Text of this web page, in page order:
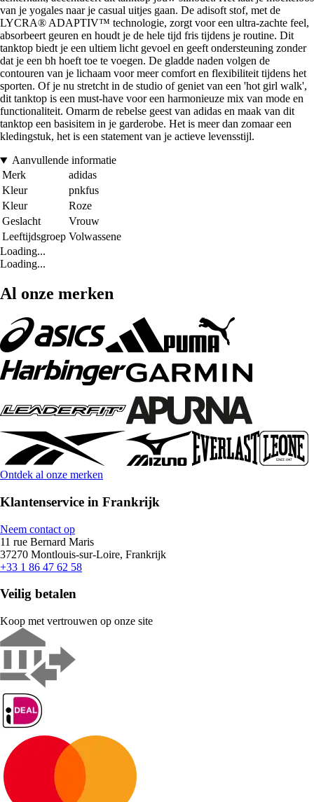
van je yogales naar je casual uitjes gaan. De adisoft stof, met de
LYCRA® ADAPTIV™ technologie, zorgt voor een ultra-zachte feel,
absorbeert geuren en houdt je de hele tijd fris tijdens je routine. Dit
tanktop biedt je een ultiem licht gevoel en geeft ondersteuning zonder
dat je een bh hoeft toe te voegen. De gladde naden volgen de
contouren van je lichaam voor meer comfort en flexibiliteit tijdens het
sporten. Of je nu stretcht in de studio of geniet van een 'hot girl walk',
dit tanktop is een must-have voor een harmonieuze mix van mode en
functionaliteit. Omarm de rebelse geest van adidas en maak van dit
tanktop een basisitem in je garderobe. Het is meer dan zomaar een
kledingstuk, het is een statement van je actieve levensstijl.
Aanvullende informatie
Merk
adidas
Kleur
pnkfus
Kleur
Roze
Geslacht
Vrouw
Leeftijdsgroep Volwassene
Loading...
Loading...
Al onze merken
Ontdek al onze merken
Klantenservice in Frankrijk
Neem contact op
11 rue Bernard Maris
37270 Montlouis-sur-Loire, Frankrijk
+33 1 86 47 62 58
Veilig betalen
Koop met vertrouwen op onze site